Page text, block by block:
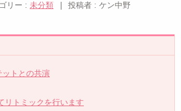
リー : 未分類 投稿者 : ケン中野
ットとの共演
リトミックを行います